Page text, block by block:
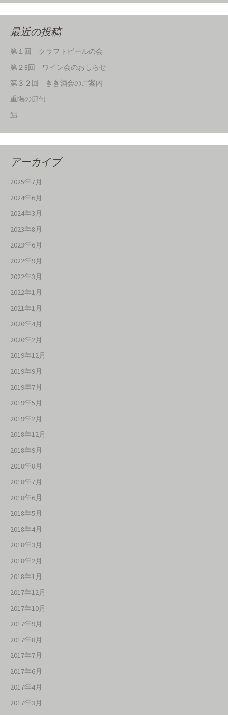
最近の投稿
第１回 クラフトビールの会
第２8回 ワイン会のおしらせ
第３２回 きき酒会のご案内
重陽の節句
鮎
アーカイブ
2025年7月
2024年6月
2024年3月
2023年8月
2023年6月
2022年9月
2022年3月
2022年1月
2021年1月
2020年4月
2020年2月
2019年12月
2019年9月
2019年7月
2019年5月
2019年2月
2018年12月
2018年9月
2018年8月
2018年7月
2018年6月
2018年5月
2018年4月
2018年3月
2018年2月
2018年1月
2017年12月
2017年10月
2017年9月
2017年8月
2017年7月
2017年6月
2017年4月
2017年3月